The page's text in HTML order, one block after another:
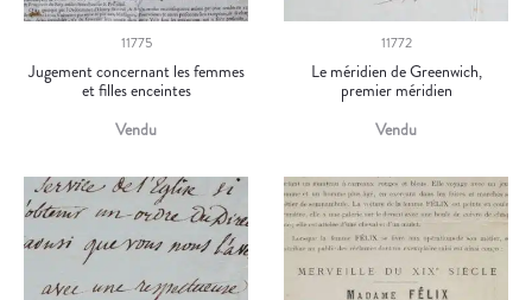
11775
Jugement concernant les femmes
et filles enceintes
Vendu
11772
Le méridien de Greenwich,
premier méridien
Vendu